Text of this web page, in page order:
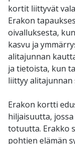
kortit liittyvät
Erakon
oivalluksesta,
kasvu ja
alitajunnan
ja tietoista, kun
liittyy alitajunnan
Erakon kortti
hiljaisuutta,
totuutta. Erakko
pohtien elämän